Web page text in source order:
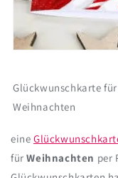
Glückwunschkarte
Weihnachten
eine
für Weihnachten per